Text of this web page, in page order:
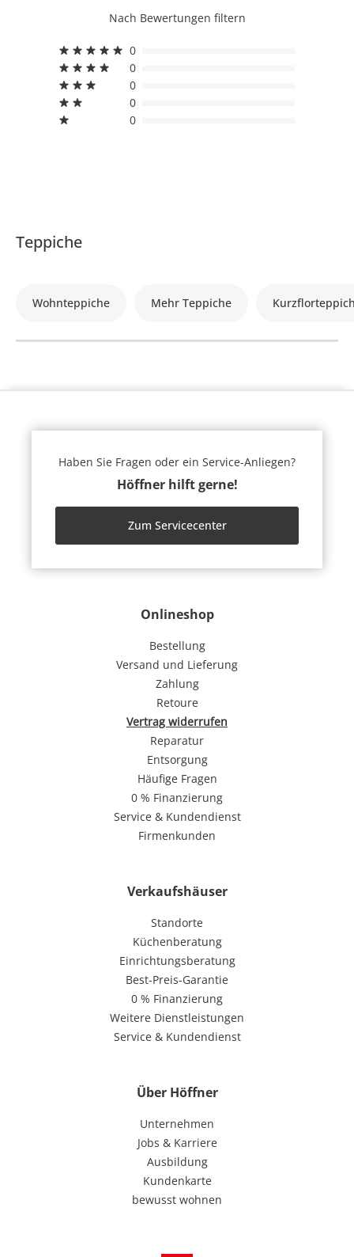
Nach Bewertungen filtern
0
0
0
0
0
Teppiche
Wohnteppiche Mehr Teppiche
Onlineshop
Bestellung
Versand und Lieferung
Zahlung
Retoure
Vertrag widerrufen
Reparatur
Entsorgung
Häufige Fragen
0 % Finanzierung
Service & Kundendienst
Firmenkunden
Verkaufshäuser
Standorte
Küchenberatung
Einrichtungsberatung
Best-Preis-Garantie
0 % Finanzierung
Weitere Dienstleistungen
Service & Kundendienst
Über Höffner
Unternehmen
Jobs & Karriere
Ausbildung
Kundenkarte
bewusst wohnen
Haben Sie Fragen oder ein Service-Anliegen?
Höffner hilft gerne!
Zum Servicecenter